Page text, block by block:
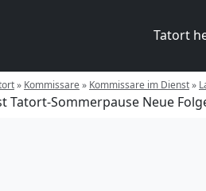
Tatort
» Kommissare» Kommissare im Dienst»
Tatort-Sommerpause Neue